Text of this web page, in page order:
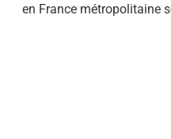
en France métropolitaine